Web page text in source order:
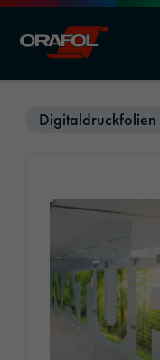
Digitaldruckfolien